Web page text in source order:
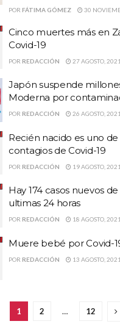
POR FÁTIMA GÓMEZ 30
Cinco muertes más en
Covid-19
POR REDACCIÓN 27 AGOSTO, 2021
Japón suspende
Moderna por
POR REDACCIÓN 26 AGOSTO, 2021
Recién nacido es uno
contagios de Covid-19
POR REDACCIÓN 19 AGOSTO, 2021
Hay 174 casos nuevos
ultimas 24 horas
POR REDACCIÓN 18 AGOSTO, 2021
Muere bebé por Covid-
POR REDACCIÓN 13 AGOSTO, 2021
1 2 … 12